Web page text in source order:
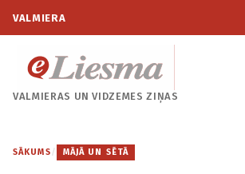
VALMIERA
VALMIERAS UNVIDZEMES ZIŅAS
SĀKUMS / MĀJĀ UN SĒTĀ